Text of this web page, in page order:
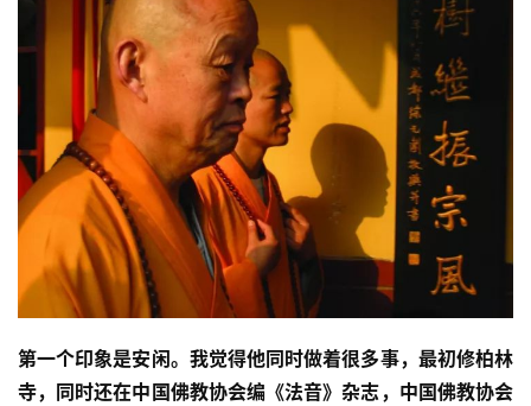
第一个印象是安闲。 我觉得他同时做着很多事，最初修柏林
寺，同时还在中国佛教协会编《法音》杂志，中国佛教协会